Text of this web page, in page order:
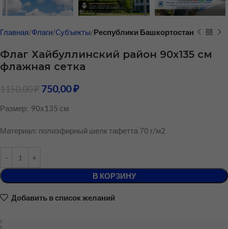
Главная Флаги Cубъекты Республики Башкортостан
Флаг Хайбуллинский район 90х135 см
флажная сетка
1150,00₽ 750,00₽
Размер: 90х135 см
Материал: полиэфирный шелк тафетта 70 г/м2
В КОРЗИНУ
Добавить в список желаний